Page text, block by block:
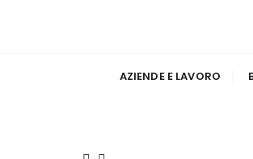
AZIENDE E LAVORO